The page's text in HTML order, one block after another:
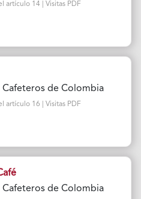
artículo 14 | Visitas PDF
de Colombia
artículo 16 | Visitas PDF
de Colombia